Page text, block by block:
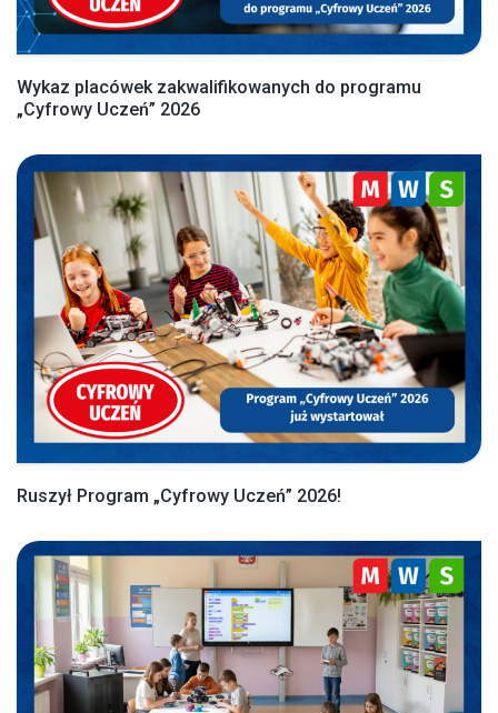
Wykaz placówek zakwalifikowanych do programu
„Cyfrowy Uczeń” 2026
Ruszył Program „Cyfrowy Uczeń” 2026!